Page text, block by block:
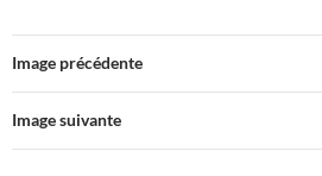
Image précédente
Image suivante